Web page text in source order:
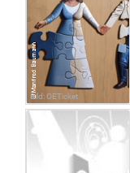
Bild: OETicket